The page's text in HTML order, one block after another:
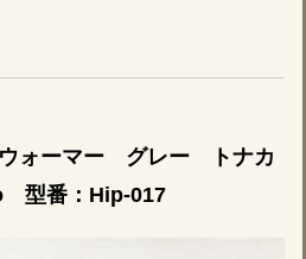
ウォーマー グレー トナカ
型番：Hip-017